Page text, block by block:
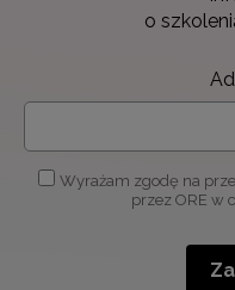
o
Wyrażam zgodę na
przez ORE w